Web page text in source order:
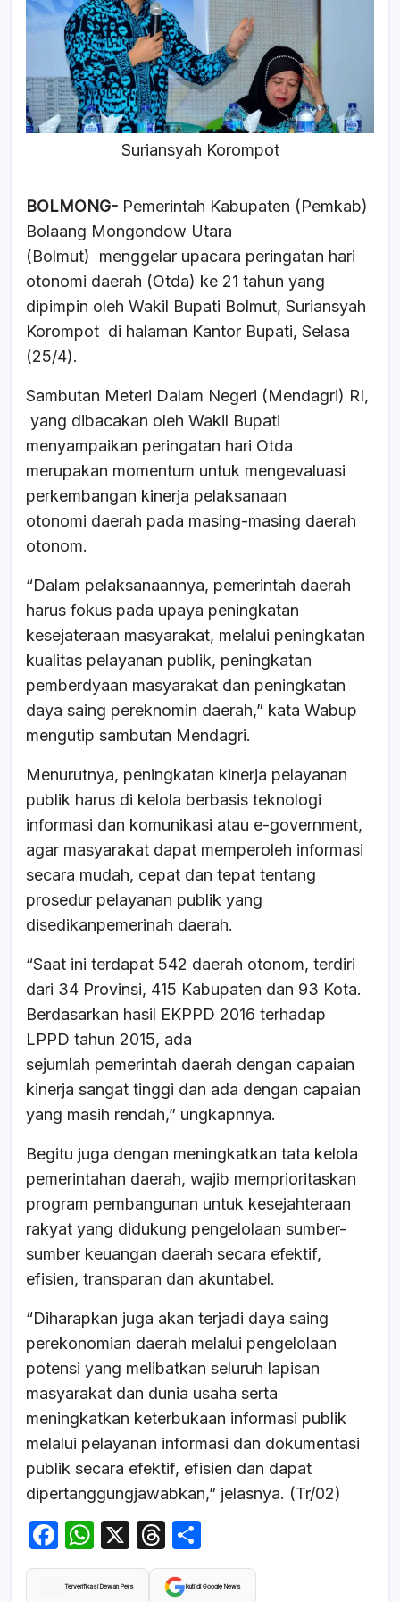
o
o
k
p
p
s
Suriansyah Korompot
BOLMONG- Pemerintah Kabupaten (Pemkab)
Bolaang Mongondow Utara
(Bolmut) menggelar upacara peringatan hari
otonomi daerah (Otda) ke 21 tahun yang
dipimpin oleh Wakil Bupati Bolmut, Suriansyah
Korompot di halaman Kantor Bupati, Selasa
(25/4).
Sambutan Meteri Dalam Negeri (Mendagri) RI,
yang dibacakan oleh Wakil Bupati
menyampaikan peringatan hari Otda
merupakan momentum untuk mengevaluasi
perkembangan kinerja pelaksanaan
otonomi daerah pada masing-masing daerah
otonom.
“Dalam pelaksanaannya, pemerintah daerah
harus fokus pada upaya peningkatan
kesejateraan masyarakat, melalui peningkatan
kualitas pelayanan publik, peningkatan
pemberdyaan masyarakat dan peningkatan
daya saing pereknomin daerah,” kata Wabup
mengutip sambutan Mendagri.
Menurutnya, peningkatan kinerja pelayanan
publik harus di kelola berbasis teknologi
informasi dan komunikasi atau e-government,
agar masyarakat dapat memperoleh informasi
secara mudah, cepat dan tepat tentang
prosedur pelayanan publik yang
disedikanpemerinah daerah.
“Saat ini terdapat 542 daerah otonom, terdiri
dari 34 Provinsi, 415 Kabupaten dan 93 Kota.
Berdasarkan hasil EKPPD 2016 terhadap
LPPD tahun 2015, ada
sejumlah pemerintah daerah dengan capaian
kinerja sangat tinggi dan ada dengan capaian
yang masih rendah,” ungkapnnya.
Begitu juga dengan meningkatkan tata kelola
pemerintahan daerah, wajib memprioritaskan
program pembangunan untuk kesejahteraan
rakyat yang didukung pengelolaan sumber-
sumber keuangan daerah secara efektif,
efisien, transparan dan akuntabel.
“Diharapkan juga akan terjadi daya saing
perekonomian daerah melalui pengelolaan
potensi yang melibatkan seluruh lapisan
masyarakat dan dunia usaha serta
meningkatkan keterbukaan informasi publik
melalui pelayanan informasi dan dokumentasi
publik secara efektif, efisien dan dapat
dipertanggungjawabkan,” jelasnya. (Tr/02)
F
a
c
W
h
at
X
T
hr
e
h
ar
Terverifikasi Dewan Pers Ikuti di Google News